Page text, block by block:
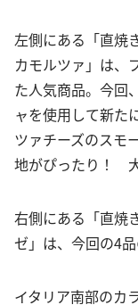
左側にある「直焼
カモルツァ」は、
た人気商品。今回
ャを使用して新た
ツァチーズのスモ
地がぴったり！
右側にある「直焼
ゼ」は、今回の4
イタリア南部のカ